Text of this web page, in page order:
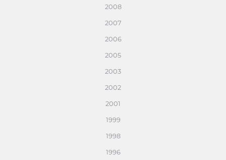
2008
2007
2006
2005
2003
2002
2001
1999
1998
1996